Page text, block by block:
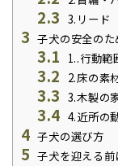
2.3 3.リード
3 子犬の安全の
3.1 1..行動範
3.2 2.床の素
3.3 3.木製の
3.4 4.近所の
4 子犬の選び方
5 子犬を迎える